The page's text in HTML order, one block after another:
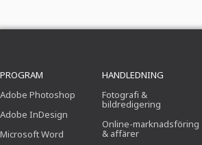
PROGRAM
Adobe Photoshop
Adobe InDesign
Microsoft Word
HANDLEDNING
Fotografi &
bildredigering
Online-marknadsföring
& affärer